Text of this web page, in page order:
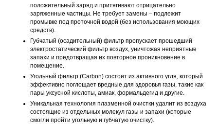
положительный заряд и притягивают отрицательно
заряженные частицы. Не требует замены – подлежит
промывке под проточной водой (без использования моющих
средств).
Губчатый (осадительный) фильтр пропускает прошедший
электростатический фильтр воздух, уничтожая неприятные
запахи и предотвращая их повторное проникновение в
помещение.
Угольный фильтр (Carbon) состоит из активного угля, который
эффективно поглощает вредные для здоровья газы, такие как
пары уксусной кислоты, амиак, формальдегид и другие.
Уникальная технология плазменной очистки удалит из воздуха
состоящие из отдельных молекул газы и запахи (которые
смогли пройти угольную и губчатую очистку).